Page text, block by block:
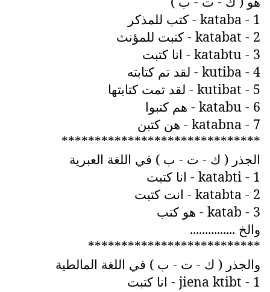
1 -
kataba- كتب للمذكر
2 -
katabat- كتبت للمؤنث
3 -
katabtu- انا كتبت
4 -
kutiba- لقد تم كتابته
5 -
kutibat- لقد تمت كتابتها
6 -
katabu- هم كتبوا
7 -
katabna- هن كتبن
******************************
الجذر ( ك - ت - ب ) في اللغة العبرية
1 -
katabti- انا كتبت
2 -
katabta- انت كتبت
3 -
katab- هو كتب
والخ ...............
**************************
والجذر ( ك - ت - ب ) في اللغة المالطية
1 -
jiena ktibt- انا كتبت